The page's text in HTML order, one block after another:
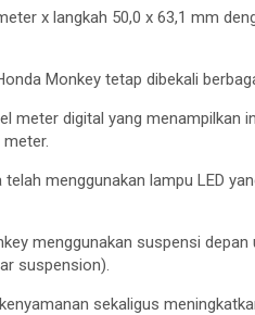
x langkah 50,0 x 63,1 mm
Monkey tetap dibekali
meter digital yang menampilkan
menggunakan lampu LED
menggunakan suspensi
suspension).
sekaligus